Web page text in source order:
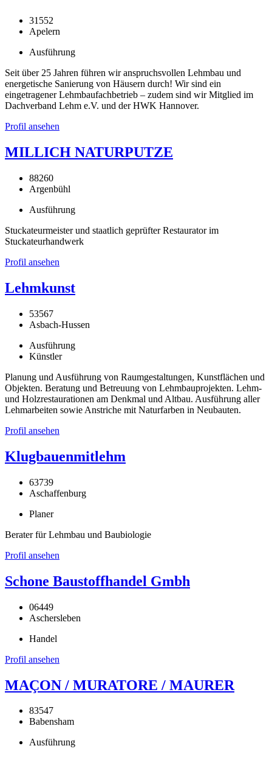
31552
Apelern
Ausführung
Seit über 25 Jahren führen wir anspruchsvollen Lehmbau und
energetische Sanierung von Häusern durch! Wir sind ein
eingetragener Lehmbaufachbetrieb – zudem sind wir Mitglied im
Dachverband Lehm e.V. und der HWK Hannover.
Profil ansehen
MILLICH NATURPUTZE
88260
Argenbühl
Ausführung
Stuckateurmeister und staatlich geprüfter Restaurator im
Stuckateurhandwerk
Profil ansehen
Lehmkunst
53567
Asbach-Hussen
Ausführung
Künstler
Planung und Ausführung von Raumgestaltungen, Kunstflächen und
Objekten. Beratung und Betreuung von Lehmbauprojekten. Lehm-
und Holzrestaurationen am Denkmal und Altbau. Ausführung aller
Lehmarbeiten sowie Anstriche mit Naturfarben in Neubauten.
Profil ansehen
Klugbauenmitlehm
63739
Aschaffenburg
Planer
Berater für Lehmbau und Baubiologie
Profil ansehen
Schone Baustoffhandel Gmbh
06449
Aschersleben
Handel
Profil ansehen
MAÇON / MURATORE / MAURER
83547
Babensham
Ausführung